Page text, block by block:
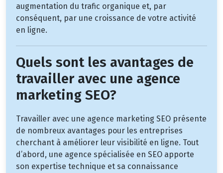
augmentation du trafic organique et, par
conséquent, par une croissance de votre activité
en ligne.
Quels sont les avantages de
travailler avec une agence
marketing SEO?
Travailler avec une agence marketing SEO présente
de nombreux avantages pour les entreprises
cherchant à améliorer leur visibilité en ligne. Tout
d’abord, une agence spécialisée en SEO apporte
son expertise technique et sa connaissance